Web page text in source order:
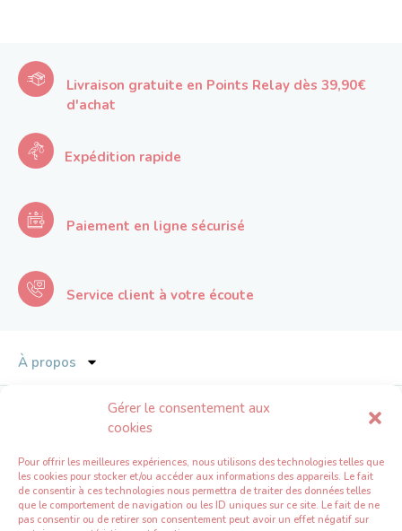
Gérer le consentement aux
cookies
Pour offrir les meilleures expériences, nous utilisons des technologies telles que
les cookies pour stocker et/ou accéder aux informations des appareils. Le fait
de consentir à ces technologies nous permettra de traiter des données telles
que le comportement de navigation ou les ID uniques sur ce site. Le fait de ne
pas consentir ou de retirer son consentement peut avoir un effet négatif sur
Livraison gratuite en Points Relay dès 39,90€
d'achat
Expédition rapide
Paiement en ligne sécurisé
Service client à votre écoute
À propos
L’univers Emodou
Espace professionnel